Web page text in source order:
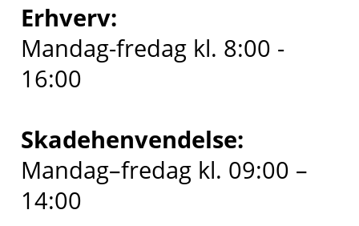
Erhverv:
Mandag-fredag kl. 8:00 -
16:00
Skadehenvendelse:
Mandag–fredag kl. 09:00 –
14:00